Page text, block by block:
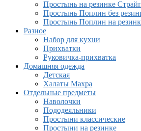
Простынь на резинке
Простынь Поплин без
Простынь Поплин на
Разное
Набор для кухни
Прихватки
Руковичка-прихватка
Домашняя одежда
Детская
Халаты Махра
Отдельные предметы
Наволочки
Пододеяльники
Простыни классические
Простыни на резинке